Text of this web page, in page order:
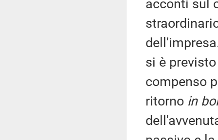
acconti sul
si è
compenso
ritorno in